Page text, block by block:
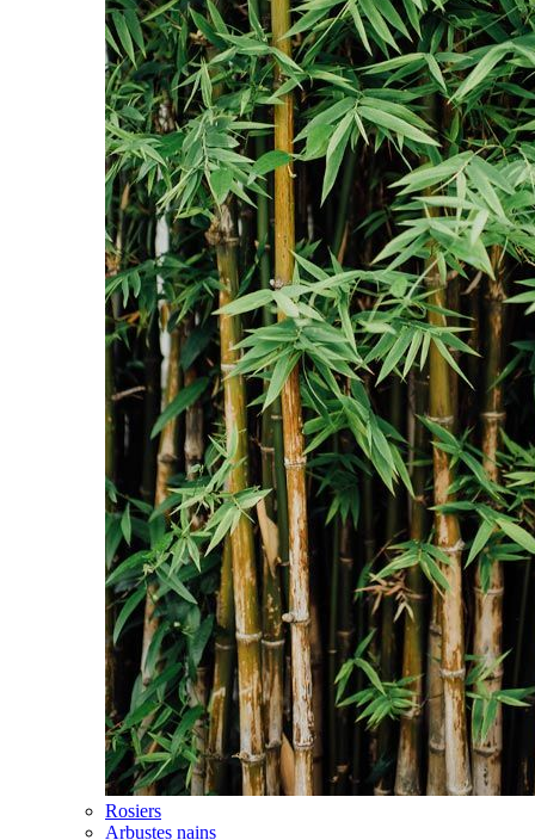
Rosiers
Arbustes nains